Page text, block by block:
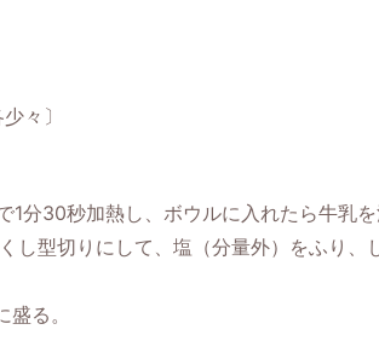
々〕
分30秒加熱し、ボウルに入れたら牛乳を
型切りにして、塩（分量外）をふり、
盛る。